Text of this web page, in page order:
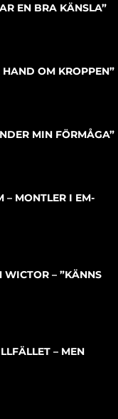
EN BRA KÄNSLA”
OM KROPPEN”
MIN FÖRMÅGA”
– MONTLER I EM-
WICTOR – ”KÄNNS
– MEN